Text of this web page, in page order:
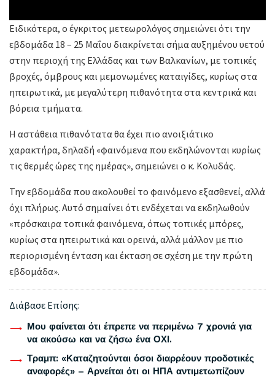
Ειδικότερα, ο έγκριτος μετεωρολόγος σημειώνει ότι την
εβδομάδα 18 – 25 Μαΐου διακρίνεται σήμα αυξημένου υετού
στην περιοχή της Ελλάδας και των Βαλκανίων, με τοπικές
βροχές, όμβρους και μεμονωμένες καταιγίδες, κυρίως στα
ηπειρωτικά, με μεγαλύτερη πιθανότητα στα κεντρικά και
βόρεια τμήματα.
Η αστάθεια πιθανότατα θα έχει πιο ανοιξιάτικο
χαρακτήρα, δηλαδή «φαινόμενα που εκδηλώνονται κυρίως
τις θερμές ώρες της ημέρας», σημειώνει ο κ. Κολυδάς.
Την εβδομάδα που ακολουθεί το φαινόμενο εξασθενεί, αλλά
όχι πλήρως. Αυτό σημαίνει ότι ενδέχεται να εκδηλωθούν
«πρόσκαιρα τοπικά φαινόμενα, όπως τοπικές μπόρες,
κυρίως στα ηπειρωτικά και ορεινά, αλλά μάλλον με πιο
περιορισμένη ένταση και έκταση σε σχέση με την πρώτη
εβδομάδα».
Διάβασε Επίσης:
Μου φαίνεται ότι έπρεπε να περιμένω 7 χρονιά για
να ακούσω και να ζήσω ένα ΟΧΙ.
Τραμπ: «Καταζητούνται όσοι διαρρέουν προδοτικές
αναφορές» – Αρνείται ότι οι ΗΠΑ αντιμετωπίζουν